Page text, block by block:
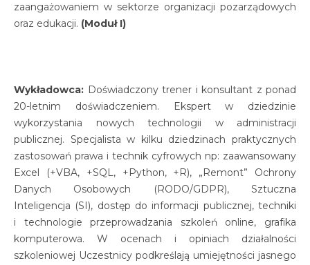
zaangażowaniem w sektorze organizacji pozarządowych
oraz edukacji. (Moduł I)
Wykładowca: Doświadczony trener i konsultant z ponad
20-letnim doświadczeniem. Ekspert w dziedzinie
wykorzystania nowych technologii w administracji
publicznej. Specjalista w kilku dziedzinach praktycznych
zastosowań prawa i technik cyfrowych np: zaawansowany
Excel (+VBA, +SQL, +Python, +R), „Remont” Ochrony
Danych Osobowych (RODO/GDPR), Sztuczna
Inteligencja (SI), dostęp do informacji publicznej, techniki
i technologie przeprowadzania szkoleń online, grafika
komputerowa. W ocenach i opiniach działalności
szkoleniowej Uczestnicy podkreślają umiejętności jasnego